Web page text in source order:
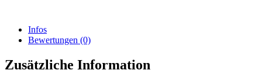
Dispenser und Pumpen
Infos
Bewertungen (0)
Zusätzliche Information